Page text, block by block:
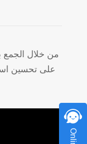
من خلال الجمع
على تحسين